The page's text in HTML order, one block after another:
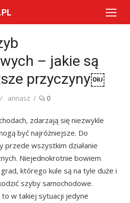
– jakie są
przyczyny￼
Author
annasz 0
zdarzają się niezwykle
być najróżniejsze. Do
przede wszystkim działanie
Niejednokrotnie bowiem
którego kule są na tyle duże i
szyby samochodowe.
to w takiej sytuacji jedyne